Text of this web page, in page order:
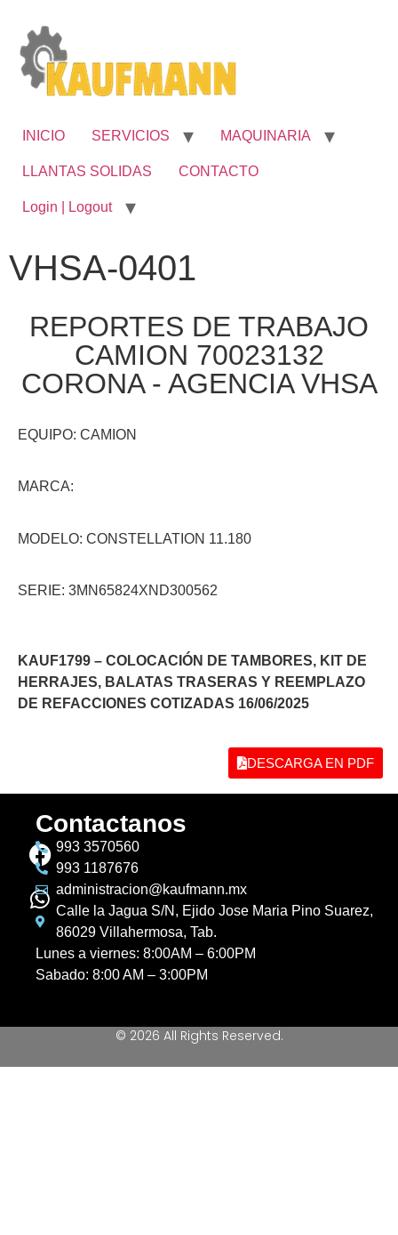
INICIO SERVICIOS MAQUINARIA
LLANTAS SOLIDAS CONTACTO
Login | Logout
VHSA-0401
REPORTES DE TRABAJO
CAMION 70023132
CORONA - AGENCIA VHSA
EQUIPO: CAMION
MARCA:
MODELO: CONSTELLATION 11.180
SERIE: 3MN65824XND300562
KAUF1799 – COLOCACIÓN DE TAMBORES, KIT DE
HERRAJES, BALATAS TRASERAS Y REEMPLAZO
DE REFACCIONES COTIZADAS 16/06/2025
DESCARGA EN PDF
Contactanos
993 3570560
993 1187676
administracion@kaufmann.mx
Calle la Jagua S/N, Ejido Jose Maria Pino Suarez,
86029 Villahermosa, Tab.
Lunes a viernes: 8:00AM – 6:00PM
Sabado: 8:00 AM – 3:00PM
© 2026 All Rights Reserved.